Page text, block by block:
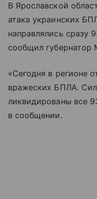
В Ярославской
атака украинских
направлялись сразу
сообщил губернатор
«Сегодня в регионе
вражеских БПЛА.
ликвидированы все
в сообщении.